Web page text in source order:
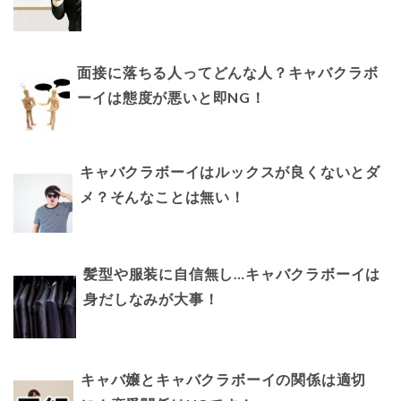
面接に落ちる人ってどんな人？キャバクラボ
ーイは態度が悪いと即NG！
キャバクラボーイはルックスが良くないとダ
メ？そんなことは無い！
髪型や服装に自信無し…キャバクラボーイは
身だしなみが大事！
キャバ嬢とキャバクラボーイの関係は適切